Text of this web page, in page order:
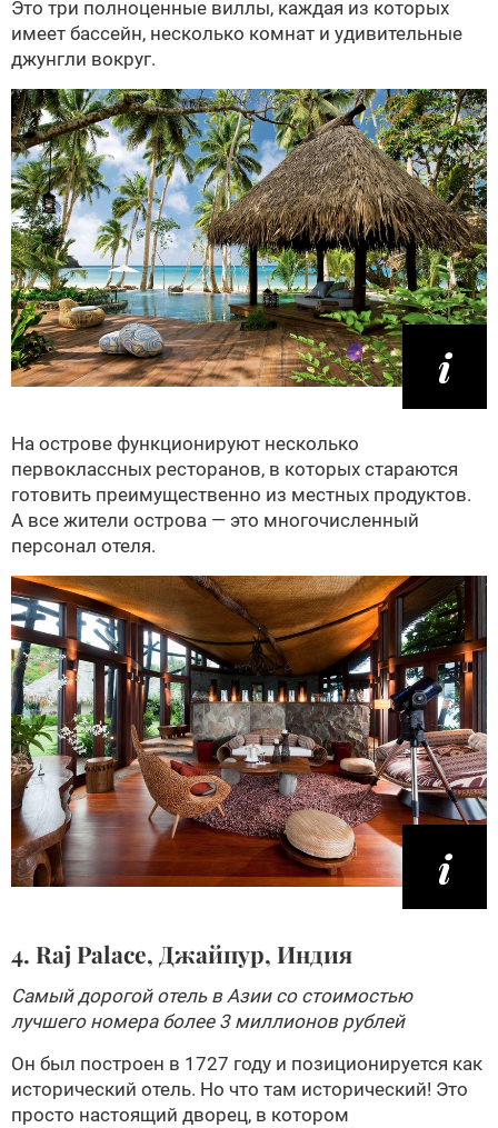
Это три полноценные виллы, каждая из которых
имеет бассейн, несколько комнат и удивительные
джунгли вокруг.
На острове функционируют несколько
первоклассных ресторанов, в которых стараются
готовить преимущественно из местных продуктов.
А все жители острова — это многочисленный
персонал отеля.
4. Raj Palace, Джайпур, Индия
Самый дорогой отель в Азии со стоимостью
лучшего номера более 3 миллионов рублей
Он был построен в 1727 году и позиционируется как
исторический отель. Но что там исторический! Это
просто настоящий дворец, в котором